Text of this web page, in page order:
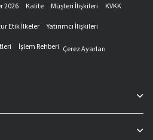
2026 Kalite Müşteri İlişkileri
KVKK
Etik İlkeler
Yatırımcı İlişkileri
İşlem Rehberi Çerez Ayarları